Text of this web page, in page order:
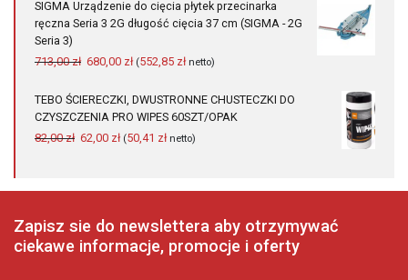
18,00 zł.14,00 zł.
SIGMA Urządzenie do cięcia płytek przecinarka
ręczna Seria 3 2G długość cięcia 37 cm (SIGMA - 2G
Seria 3)
713,00zł Pierwotna
wynosiła:
713,00 zł.
680,00 złAktualna
wynosi:
680,00 zł.
(552,85 złnetto)
TEBO ŚCIERECZKI, DWUSTRONNE CHUSTECZKI DO
CZYSZCZENIA PRO WIPES 60SZT/OPAK
82,00zł Pierwotna
82,00 zł.
62,00 złAktualna
62,00 zł.
(50,41 złnetto)
Zapisz sie do newslettera aby otrzymywać
ciekawe informacje, promocje i oferty